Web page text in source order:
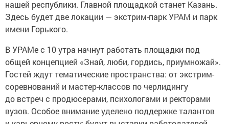
нашей республики. Главной площадкой станет Казань.
Здесь будет две локации — экстрим-парк УРАМ и парк
имени Горького.
В УРАМе с 10 утра начнут работать площадки под
общей концепцией «Знай, люби, гордись, приумножай».
Гостей ждут тематические пространства: от экстрим-
соревнований и мастер-классов по черлидингу
до встреч с продюсерами, психологами и ректорами
вузов. Особое внимание уделено поддержке талантов